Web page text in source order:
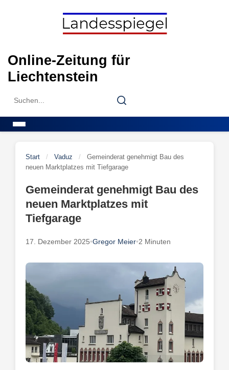
Online-Zeitung für
Liechtenstein
Search
Search
Start / Vaduz /
Gemeinderat genehmigt Bau des
neuen Marktplatzes mit Tiefgarage
Gemeinderat genehmigt Bau des
neuen Marktplatzes mit
Tiefgarage
17. Dezember 2025•Gregor Meier•2 Minuten